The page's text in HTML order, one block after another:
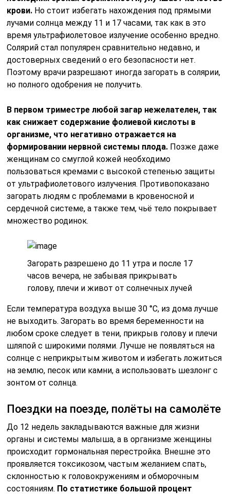
крови. Но стоит избегать нахождения под прямыми
лучами солнца между 11 и 17 часами, так как в это
время ультрафиолетовое излучение особенно вредно.
Солярий стал популярен сравнительно недавно, и
достоверных сведений о его безопасности нет.
Поэтому врачи разрешают иногда загорать в солярии,
но полного одобрения не получить.
В первом триместре любой загар нежелателен, так
как снижает содержание фолиевой кислоты в
организме, что негативно отражается на
формировании нервной системы плода. Позже даже
женщинам со смуглой кожей необходимо
пользоваться кремами с высокой степенью защиты
от ультрафиолетового излучения. Противопоказано
загорать людям с проблемами в кровеносной и
сердечной системе, а также тем, чьё тело покрывает
множество родинок.
Загорать разрешено до 11 утра и после 17
часов вечера, не забывая прикрывать
голову, плечи и живот от солнечных лучей
Если температура воздуха выше 30 °C, из дома лучше
не выходить. Загорать во время беременности на
любом сроке следует в тени, прикрыв голову и плечи
шляпой с широкими полями. Лучше не появляться на
солнце с неприкрытым животом и избегать ложиться
на землю, песок или камни, а использовать шезлонг с
зонтом от солнца.
Поездки на поезде, полёты на самолёте
До 12 недель закладываются важные для жизни
органы и системы малыша, а в организме женщины
происходит гормональная перестройка. Внешне это
проявляется токсикозом, частым желанием спать,
склонностью к головокружениям и обморочным
состояниям. По статистике большой процент